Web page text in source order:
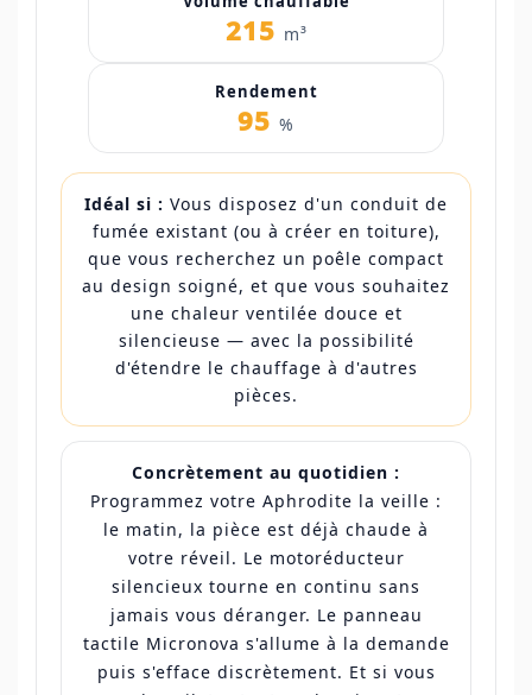
215 m³
Rendement
95 %
Idéal si : Vous disposez d'un conduit de
fumée existant (ou à créer en toiture),
que vous recherchez un poêle compact
au design soigné, et que vous souhaitez
une chaleur ventilée douce et
silencieuse — avec la possibilité
d'étendre le chauffage à d'autres
pièces.
Concrètement au quotidien :
Programmez votre Aphrodite la veille :
le matin, la pièce est déjà chaude à
votre réveil. Le motoréducteur
silencieux tourne en continu sans
jamais vous déranger. Le panneau
tactile Micronova s'allume à la demande
puis s'efface discrètement. Et si vous